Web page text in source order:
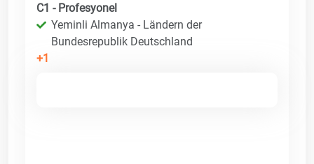
C1 - Profesyonel
Yeminli Almanya - Ländern der
Bundesrepublik Deutschland
+1